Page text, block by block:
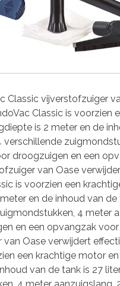
Classic vijverstofzuiger
Classic is
is 2 meter en de
droogzuigen en een
van Oase
is voorzien een
en de inhoud van
4 meter
en een opvangzak
Oase verwijdert
een krachtige motor
van de tank is 27